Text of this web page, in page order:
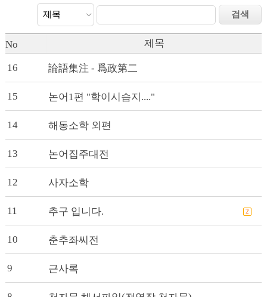
No 제목
16 論語集注 - 爲政第二
15 논어1편 "학이시습지...."
14 해동소학 외편
13 논어집주대전
12 사자소학
11 추구 입니다. 2
10 춘추좌씨전
9 근사록